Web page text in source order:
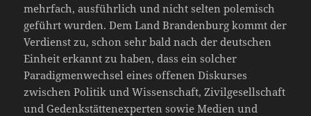
mehrfach, ausführlich und nicht selten polemisch
geführt wurden. Dem Land Brandenburg kommt der
Verdienst zu, schon sehr bald nach der deutschen
Einheit erkannt zu haben, dass ein solcher
Paradigmenwechsel eines offenen Diskurses
zwischen Politik und Wissenschaft, Zivilgesellschaft
und Gedenkstättenexperten sowie Medien und